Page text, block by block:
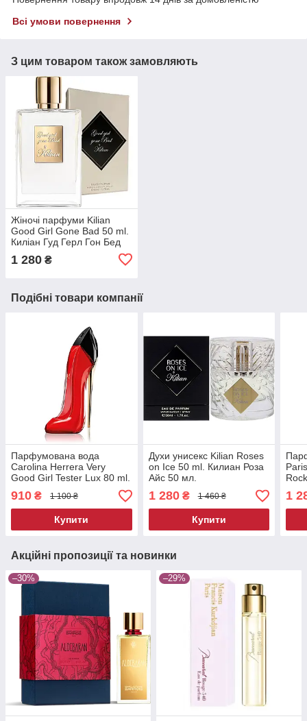
Всі умови повернення
З цим товаром також замовляють
Жіночі парфуми Kilian
Good Girl Gone Bad 50 ml.
Киліан Гуд Герл Гон Бед
1 280 ₴
Подібні товари компанії
Парфумована вода
Carolina Herrera Very
Good Girl Tester Lux 80 ml.
Кароліна Еррера Вері Гуд
Герл 80 мл.
910 ₴ 1 100 ₴
Купити
Духи унисекс Kilian Roses
on Ice 50 ml. Килиан Роза
Айс 50 мл.
1 280₴ 1 460 ₴
Купити
Шер
1
Акційні пропозиції та новинки
–30% –29%